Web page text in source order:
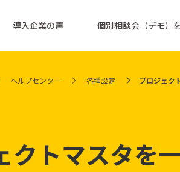
導入企業の声 個別相談会（デモ）
クトマスタを
ヘルプセンター 各種設定 プロジェク